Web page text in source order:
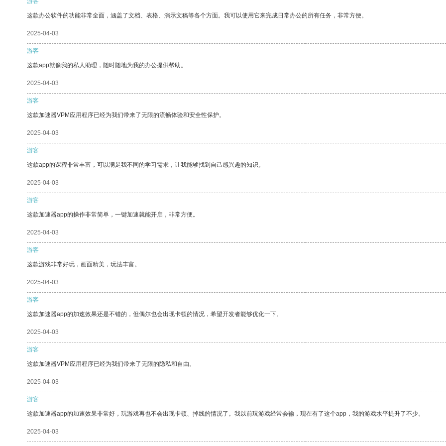
这款办公软件的功能非常全面，涵盖了文档、表格、演示文稿等各个方面。我可以使用它来完成日常办公的所有任务，非常方便。
2025-04-03
游客
这款app就像我的私人助理，随时随地为我的办公提供帮助。
2025-04-03
游客
这款加速器VPM应用程序已经为我们带来了无限的流畅体验和安全性保护。
2025-04-03
游客
这款app的课程非常丰富，可以满足我不同的学习需求，让我能够找到自己感兴趣的知识。
2025-04-03
游客
这款加速器app的操作非常简单，一键加速就能开启，非常方便。
2025-04-03
游客
这款游戏非常好玩，画面精美，玩法丰富。
2025-04-03
游客
这款加速器app的加速效果还是不错的，但偶尔也会出现卡顿的情况，希望开发者能够优化一下。
2025-04-03
游客
这款加速器VPM应用程序已经为我们带来了无限的隐私和自由。
2025-04-03
游客
这款加速器app的加速效果非常好，玩游戏再也不会出现卡顿、掉线的情况了。我以前玩游戏经常会输，现在有了这个app，我的游戏水平提升了不少。
2025-04-03